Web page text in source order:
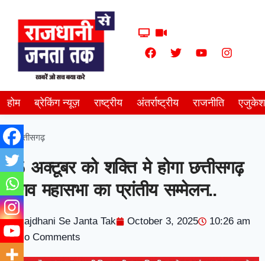
होम ब्रेकिंग न्यूज़ राष्ट्रीय अंतर्राष्ट्रीय राजनीति
छत्तीसगढ़
05 अक्टूबर को शक्ति मे होगा छत्तीसगढ़
वैष्णव महासभा का प्रांतीय सम्मेलन..
Rajdhani Se Janta Tak October 3, 2025
10:26 am
No Comments